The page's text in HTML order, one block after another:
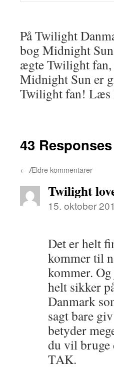
På Twilight
bog Midnight
ægte Twilight fan,
Midnight Sun er
Twilight fan! Læs
43
← Ældre kommentarer
Twilight
15. oktober
Det er helt
kommer til
kommer.
helt sikker
Danmark
sagt bare
betyder
du vil bruge
TAK.